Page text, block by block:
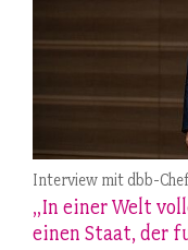
Interview mit dbb-
„In einer Welt
einen Staat, der